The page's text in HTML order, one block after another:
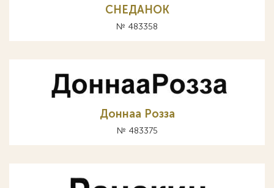
СНЕДАНОК
№ 483358
Доннаа Розза
№ 483375